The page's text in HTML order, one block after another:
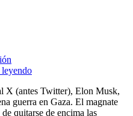
leyendo
X (antes Twitter), Elon Musk,
guerra en Gaza. El magnate
quitarse de encima las